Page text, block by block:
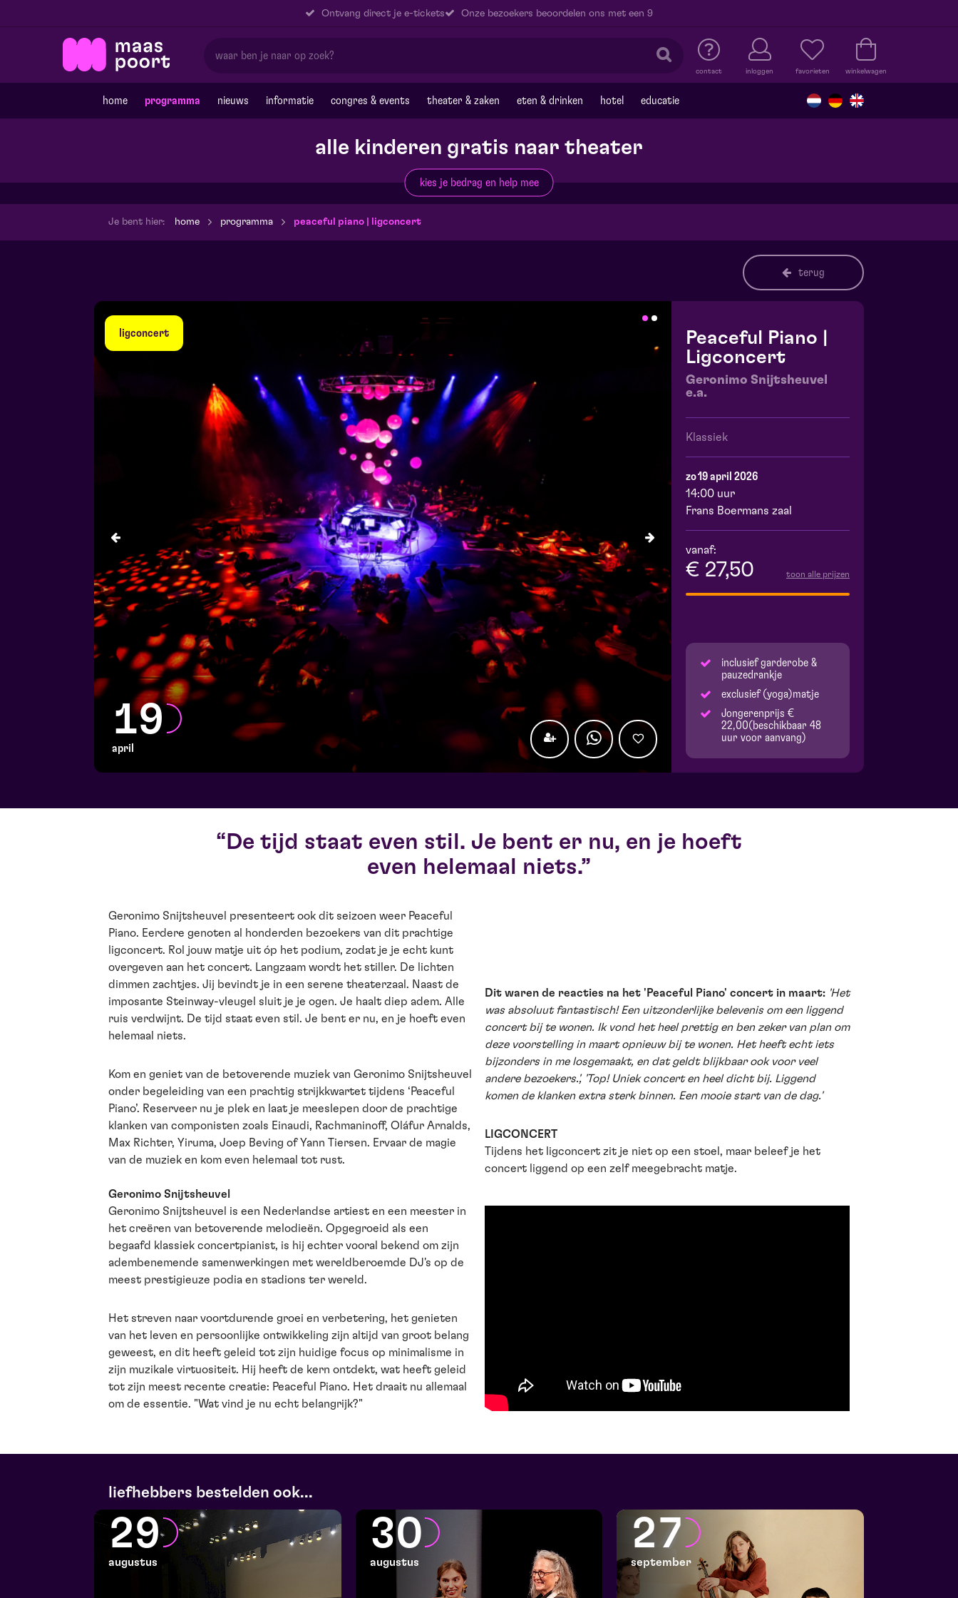
Ontvang direct je e-tickets Onze bezoekers beoordelen ons met een 9
contact inloggen favorieten winkelwagen
home programma nieuws informatie congres & events theater & zaken eten & drinken hotel educatie
alle kinderen gratis naar theater
kies je bedrag en help mee
Je bent hier: home programma peaceful piano | ligconcert
terug
19
april
ligconcert
Peaceful Piano |
Ligconcert
Geronimo Snijtsheuvel
e.a.
Klassiek
zo 19 april 2026
14:00 uur
Frans Boermans zaal
vanaf:
€ 27,50 toon alle prijzen
inclusief garderobe &
pauzedrankje
exclusief (yoga)matje
Jongerenprijs €
22,00(beschikbaar 48
uur voor aanvang)
De tijd staat even stil. Je bent er nu, en je hoeft
even helemaal niets.
Geronimo Snijtsheuvel presenteert ook dit seizoen weer Peaceful
Piano. Eerdere genoten al honderden bezoekers van dit prachtige
ligconcert. Rol jouw matje uit óp het podium, zodat je je echt kunt
overgeven aan het concert. Langzaam wordt het stiller. De lichten
dimmen zachtjes. Jij bevindt je in een serene theaterzaal. Naast de
imposante Steinway-vleugel sluit je je ogen. Je haalt diep adem. Alle
ruis verdwijnt. De tijd staat even stil. Je bent er nu, en je hoeft even
helemaal niets.
Kom en geniet van de betoverende muziek van Geronimo Snijtsheuvel
onder begeleiding van een prachtig strijkkwartet tijdens ‘Peaceful
Piano’. Reserveer nu je plek en laat je meeslepen door de prachtige
klanken van componisten zoals Einaudi, Rachmaninoff, Oláfur Arnalds,
Max Richter, Yiruma, Joep Beving of Yann Tiersen. Ervaar de magie
van de muziek en kom even helemaal tot rust.
Geronimo Snijtsheuvel
Geronimo Snijtsheuvel is een Nederlandse artiest en een meester in
het creëren van betoverende melodieën. Opgegroeid als een
begaafd klassiek concertpianist, is hij echter vooral bekend om zijn
adembenemende samenwerkingen met wereldberoemde DJ's op de
meest prestigieuze podia en stadions ter wereld.
Het streven naar voortdurende groei en verbetering, het genieten
van het leven en persoonlijke ontwikkeling zijn altijd van groot belang
geweest, en dit heeft geleid tot zijn huidige focus op minimalisme in
zijn muzikale virtuositeit. Hij heeft de kern ontdekt, wat heeft geleid
tot zijn meest recente creatie: Peaceful Piano. Het draait nu allemaal
om de essentie. "Wat vind je nu echt belangrijk?"
Dit waren de reacties na het 'Peaceful Piano' concert in maart: 'Het
was absoluut fantastisch! Een uitzonderlijke belevenis om een liggend
concert bij te wonen. Ik vond het heel prettig en ben zeker van plan om
deze voorstelling in maart opnieuw bij te wonen. Het heeft echt iets
bijzonders in me losgemaakt, en dat geldt blijkbaar ook voor veel
andere bezoekers.', 'Top! Uniek concert en heel dicht bij. Liggend
komen de klanken extra sterk binnen. Een mooie start van de dag.'
LIGCONCERT
Tijdens het ligconcert zit je niet op een stoel, maar beleef je het
concert liggend op een zelf meegebracht matje.
liefhebbers bestelden ook...
29
augustus
30
augustus
27
september